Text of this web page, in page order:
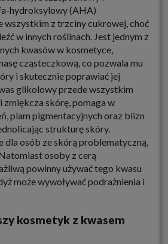
hydroksylowy (AHA)
wszystkim z trzciny cukrowej, choć
w innych roślinach. Jest jednym z
kwasów w kosmetyce,
cząsteczkową, co pozwala mu
i skutecznie poprawiać jej
glikolowy przede wszystkim
zmiękcza skórę, pomaga w
plam pigmentacyjnych oraz blizn
strukturę skóry.
dla osób ze skórą problematyczną,
osoby z cerą
powinny używać tego kwasu
może wywoływać podrażnienia i
kosmetyk z kwasem